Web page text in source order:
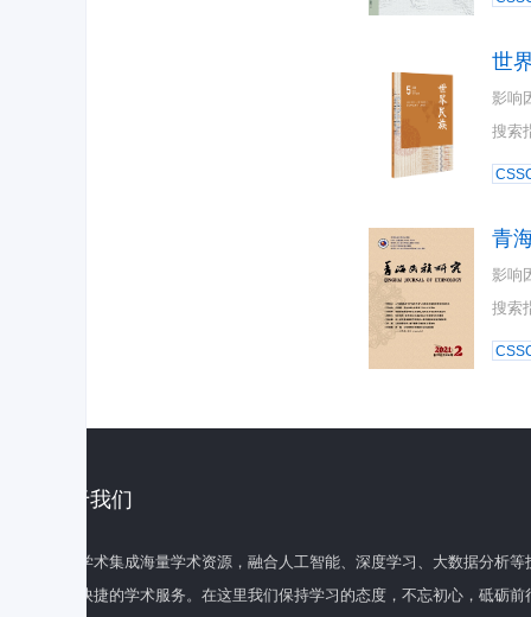
世
影响
搜索
青
影响
搜索
关于我们
百度学术集成海量学术资源，融合人工智能、深度学习、大数据分析
全面快捷的学术服务。在这里我们保持学习的态度，不忘初心，砥砺前